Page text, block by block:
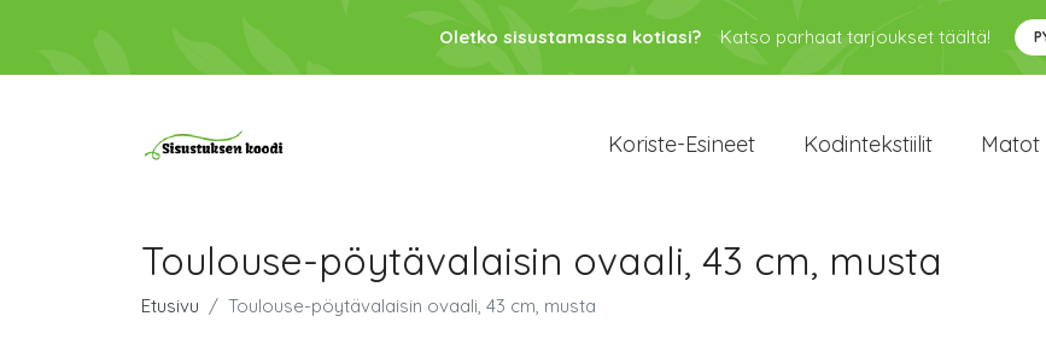
Oletko sisustamassa kotiasi? Katso parhaat tarjoukset täältä!
Koriste-Esineet Kodintekstiilit Matot
Toulouse-pöytävalaisin ovaali, 43 cm, musta
Etusivu Toulouse-pöytävalaisin ovaali, 43 cm, musta